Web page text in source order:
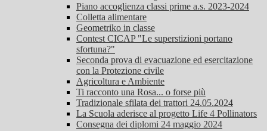
Piano accoglienza classi prime a.s. 2023-2024
Colletta alimentare
Geometriko in classe
Contest CICAP "Le superstizioni portano
sfortuna?"
Seconda prova di evacuazione ed esercitazione
con la Protezione civile
Agricoltura e Ambiente
Ti racconto una Rosa... o forse più
Tradizionale sfilata dei trattori 24.05.2024
La Scuola aderisce al progetto Life 4 Pollinators
Consegna dei diplomi 24 maggio 2024